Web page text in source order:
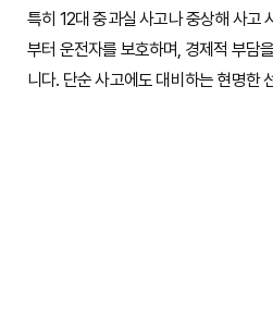
특히 12대 중과실 사고나 중상해 사고
부터 운전자를 보호하며, 경제적 부담
니다. 단순 사고에도 대비하는 현명한